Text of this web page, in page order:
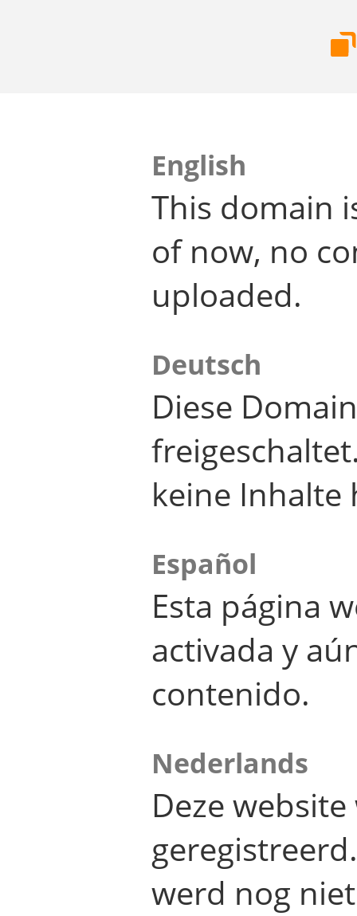
English
This domain
of now, no
uploaded.
Deutsch
Diese
keine Inhalte
Español
Esta página
activada y
contenido.
Nederlands
Deze
werd nog